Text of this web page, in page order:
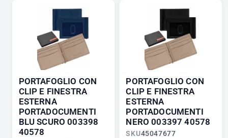
PORTAFOGLIO CON
CLIP E FINESTRA
ESTERNA
PORTADOCUMENTI
BLU SCURO 003398
40578
PORTAFOGLIO CON
CLIP E FINESTRA
ESTERNA
PORTADOCUMENTI
NERO 003397 40578
SKU45047677